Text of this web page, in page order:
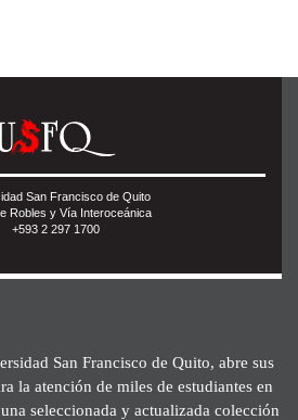
San Francisco de Quito
Robles y Vía Interoceánica
+593 2 297 1700
San Francisco de Quito, abre sus
la atención de miles de estudiantes en
seleccionada y actualizada colección